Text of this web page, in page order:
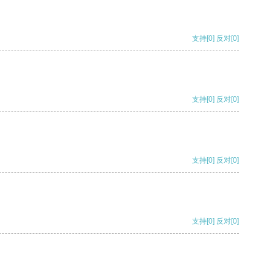
支持[0] 反对[0]
支持[0] 反对[0]
支持[0] 反对[0]
支持[0] 反对[0]